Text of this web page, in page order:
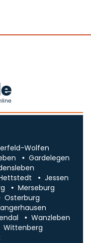
Wolfen
Gardelegen
Jessen
Merseburg
Osterburg
Wanzleben
Wittenberg